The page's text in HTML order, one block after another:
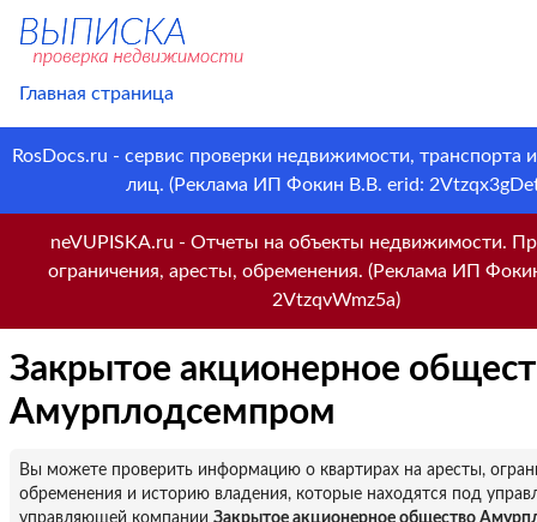
Главная страница
RosDocs.ru - сервис проверки недвижимости, транспорта
лиц. (Реклама ИП Фокин В.В. erid:
neVUPISKA.ru - Отчеты на объекты недвижимости.
ограничения, аресты, обременения. (Реклама ИП
2VtzqvWmz5a)
Закрытое акционерное
Амурплодсемпром
Вы можете проверить информацию о квартирах на аресты,
обременения и историю владения, которые находятся под
управляющей компании Закрытое акционерное общество